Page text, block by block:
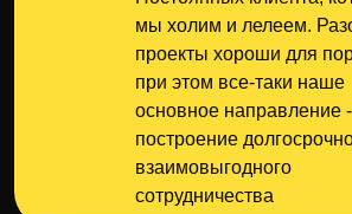
мы холим и лелеем.
проекты хороши для
при этом все-таки наше
основное направление -
построение
взаимовыгодного
сотрудничества